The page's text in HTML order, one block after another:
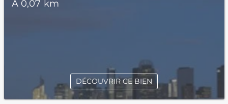
À 0,07 km
DÉCOUVRIR CE BIEN